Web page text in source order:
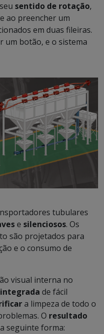
sentido de rotação,
ao preencher um
em duas fileiras.
um botão, e o sistema
tubulares
e silenciosos. Os
são projetados para
e o consumo de
visual interna no
de fácil
a limpeza de todo o
O resultado
seguinte forma: